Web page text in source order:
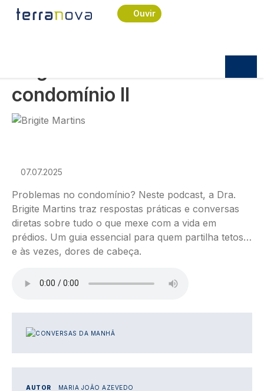
Passar para o conteúdo principal
Ouvir
Navegação estrutural
Início
Conversas da Manhã
Brigite Martins - A vida em condomínio II
condomínio II
Imagem
07.07.2025
Problemas no condomínio? Neste podcast, a Dra.
Brigite Martins traz respostas práticas e conversas
diretas sobre tudo o que mexe com a vida em
prédios. Um guia essencial para quem partilha tetos…
e às vezes, dores de cabeça.
IMAGEM
AUTOR MARIA JOÃO AZEVEDO